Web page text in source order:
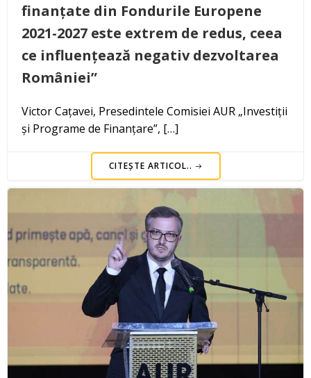
finanțate din Fondurile Europene
2021-2027 este extrem de redus, ceea
ce influențează negativ dezvoltarea
României”
Victor Cațavei, Presedintele Comisiei AUR „Investiții
și Programe de Finanțare”, […]
CITEȘTE ARTICOL..